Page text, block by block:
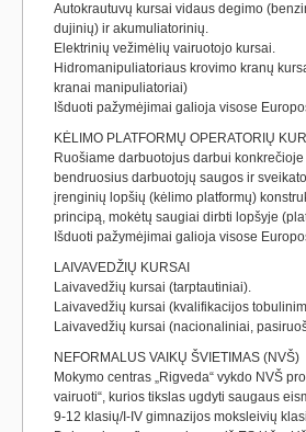
Autokrautuvų kursai vidaus degimo
dujinių) ir akumuliatorinių.
Elektrinių vežimėlių vairuotojo kursai.
Hidromanipuliatoriaus krovimo kranų
kranai manipuliatoriai)
Išduoti pažymėjimai galioja visose
KĖLIMO PLATFORMŲ OPERATORIŲ
Ruošiame darbuotojus darbui
bendruosius darbuotojų saugos ir
įrenginių lopšių (kėlimo platformų)
principą, mokėtų saugiai dirbti lopšyje
Išduoti pažymėjimai galioja visose
LAIVAVEDŽIŲ KURSAI
Laivavedžių kursai (tarptautiniai).
Laivavedžių kursai (kvalifikacijos
Laivavedžių kursai (nacionaliniai,
NEFORMALUS VAIKŲ ŠVIETIMAS (NVŠ)
Mokymo centras „Rigveda“ vykdo NVŠ
vairuoti“, kurios tikslas ugdyti saugaus
9-12 klasių/I-IV gimnazijos moksleivių